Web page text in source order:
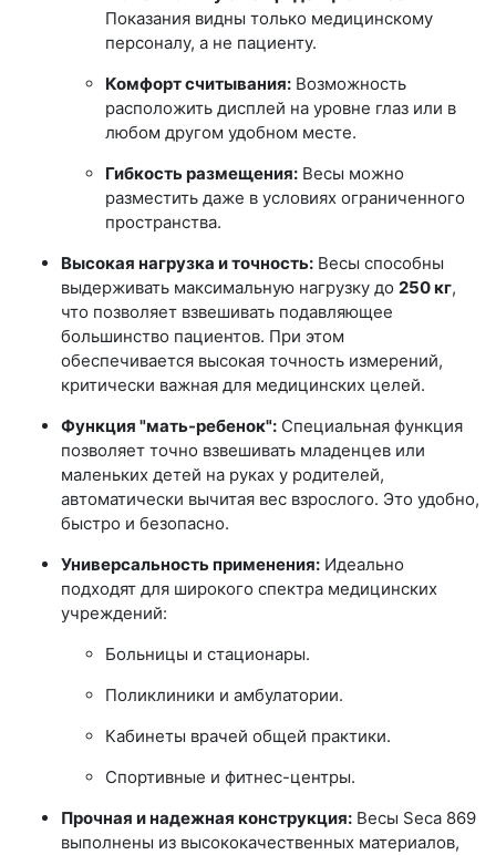
Показания видны только медицинскому
персоналу, а не пациенту.
Комфорт считывания: Возможность
расположить дисплей на уровне глаз или в
любом другом удобном месте.
Гибкость размещения: Весы можно
разместить даже в условиях ограниченного
пространства.
Высокая нагрузка и точность: Весы способны
выдерживать максимальную нагрузку до 250 кг,
что позволяет взвешивать подавляющее
большинство пациентов. При этом
обеспечивается высокая точность измерений,
критически важная для медицинских целей.
Функция "мать-ребенок": Специальная функция
позволяет точно взвешивать младенцев или
маленьких детей на руках у родителей,
автоматически вычитая вес взрослого. Это удобно,
быстро и безопасно.
Универсальность применения: Идеально
подходят для широкого спектра медицинских
учреждений:
Больницы и стационары.
Поликлиники и амбулатории.
Кабинеты врачей общей практики.
Спортивные и фитнес-центры.
Прочная и надежная конструкция: Весы Seca 869
выполнены из высококачественных материалов,